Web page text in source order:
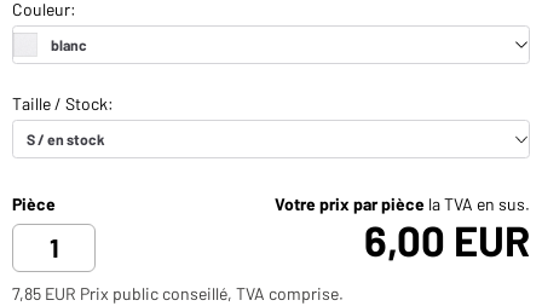
Pièce Votre prix par pièce la TVA en sus.
6,00 EUR
7,85 EUR Prix public conseillé, TVA comprise.